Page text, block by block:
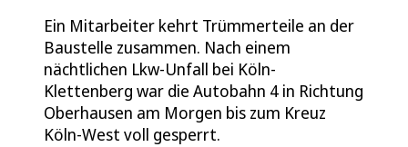
Ein Mitarbeiter kehrt Trümmerteile an der
Baustelle zusammen. Nach einem
nächtlichen Lkw-Unfall bei Köln-
Klettenberg war die Autobahn 4 in Richtung
Oberhausen am Morgen bis zum Kreuz
Köln-West voll gesperrt.